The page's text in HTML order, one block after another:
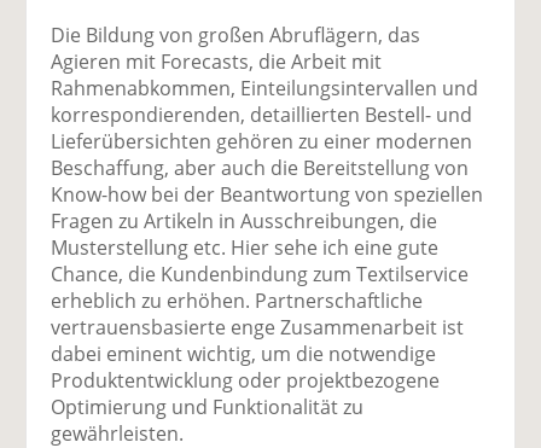
Die Bildung von großen Abruflägern, das
Agieren mit Forecasts, die Arbeit mit
Rahmenabkommen, Einteilungsintervallen und
korrespondierenden, detaillierten Bestell- und
Lieferübersichten gehören zu einer modernen
Beschaffung, aber auch die Bereitstellung von
Know-how bei der Beantwortung von speziellen
Fragen zu Artikeln in Ausschreibungen, die
Musterstellung etc. Hier sehe ich eine gute
Chance, die Kundenbindung zum Textilservice
erheblich zu erhöhen. Partnerschaftliche
vertrauensbasierte enge Zusammenarbeit ist
dabei eminent wichtig, um die notwendige
Produktentwicklung oder projektbezogene
Optimierung und Funktionalität zu
gewährleisten.